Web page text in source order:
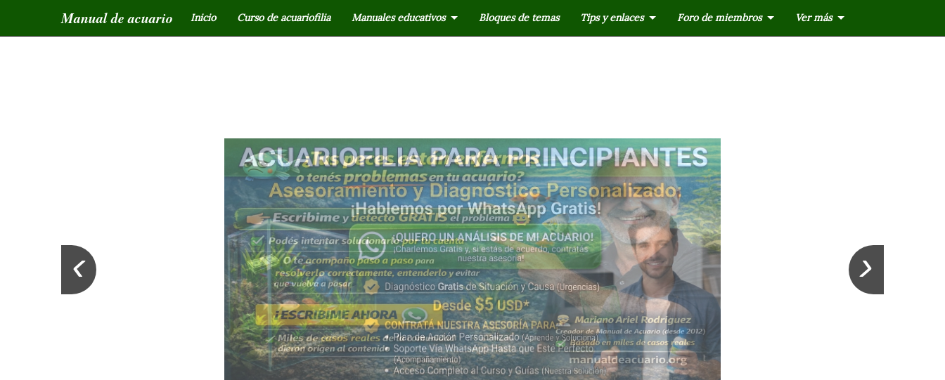
Manual de acuario Inicio Curso de acuariofilia Manuales educativos Bloques de temas Tips y enlaces Foro de miembros Ver más
‹ ›